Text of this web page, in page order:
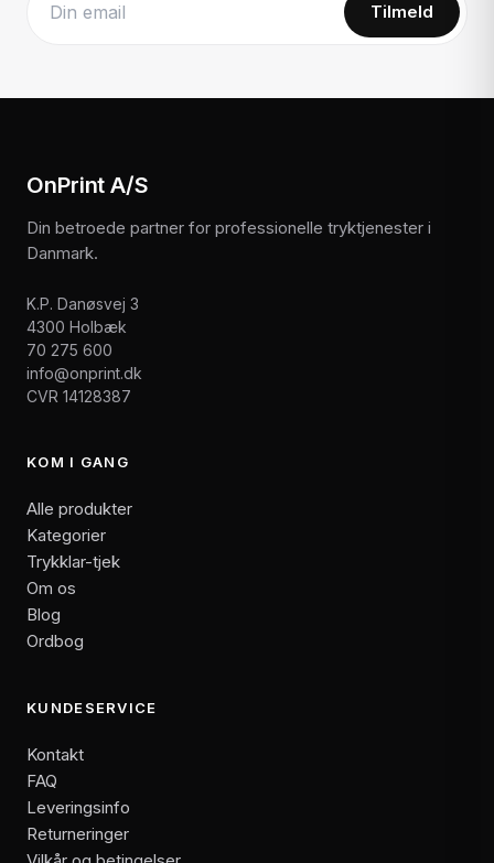
Tilmeld
OnPrint A/S
Din betroede partner for professionelle tryktjenester i
Danmark.
K.P. Danøsvej 3
4300 Holbæk
70 275 600
info@onprint.dk
CVR 14128387
KOM I GANG
Alle produkter
Kategorier
Trykklar-tjek
Om os
Blog
Ordbog
KUNDESERVICE
Kontakt
FAQ
Leveringsinfo
Returneringer